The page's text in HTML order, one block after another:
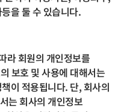
을 둘 수 있습니다.
라 회원의 개인정보를
보호 및 사용에 대해서는
이 적용됩니다. 단, 회사의
는 회사의 개인정보